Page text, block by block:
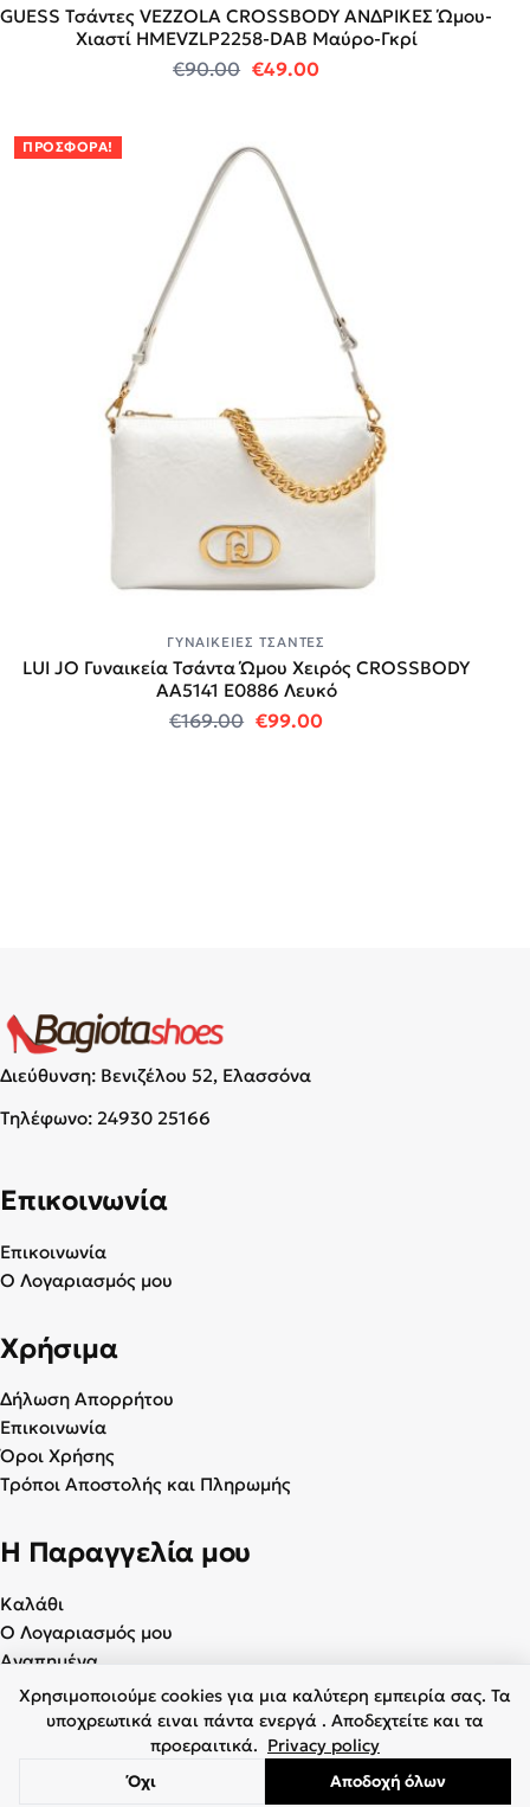
GUESS Τσάντες VEZZOLA CROSSBODY ΑΝΔΡΙΚΕΣ Ώμου-
Χιαστί HMEVZLP2258-DAB Μαύρο-Γκρί
€90.00 Original price was: €90.00.
€49.00Η τρέχουσα τιμή
ΠΡΟΣΦΟΡΆ!
ΓΥΝΑΙΚΕΊΕΣ ΤΣΆΝΤΕΣ
LUI JO Γυναικεία Τσάντα Ώμου Χειρός CROSSBODY
AA5141 E0886 Λευκό
€169.00 Original price was: €169.00.
€99.00Η τρέχουσα τιμή
Διεύθυνση: Βενιζέλου 52, Ελασσόνα
Τηλέφωνο: 24930 25166
Επικοινωνία
Επικοινωνία
Ο Λογαριασμός μου
Χρήσιμα
Δήλωση Απορρήτου
Επικοινωνία
Όροι Χρήσης
Τρόποι Αποστολής και Πληρωμής
Η Παραγγελία μου
Καλάθι
Ο Λογαριασμός μου
Αγαπημένα
© 2026 Γυναικεία & Ανδρικά Παπούτσια - BagiotaShoes.gr. Με
επιφύλαξη παντός δικαιώματος.
Χρησιμοποιούμε cookies για μια καλύτερη εμπειρία σας. Τα
υποχρεωτικά ειναι πάντα ενεργά . Αποδεχτείτε και τα
προεραιτικά. Privacy policy
Όχι Αποδοχή όλων